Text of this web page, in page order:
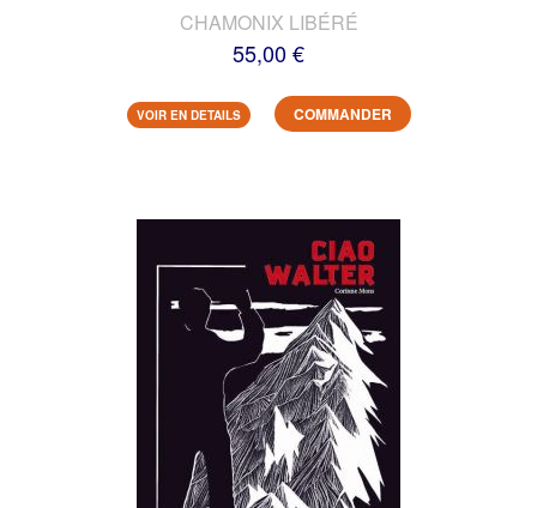
CHAMONIX LIBÉRÉ
55,00 €
VOIR EN DETAILS COMMANDER